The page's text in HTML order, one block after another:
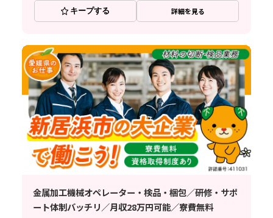
キープする 詳細を見る
金属加工機械オペレーター・検品・梱包／研修・サポ
ート体制バッチリ／月収28万円可能／寮費無料